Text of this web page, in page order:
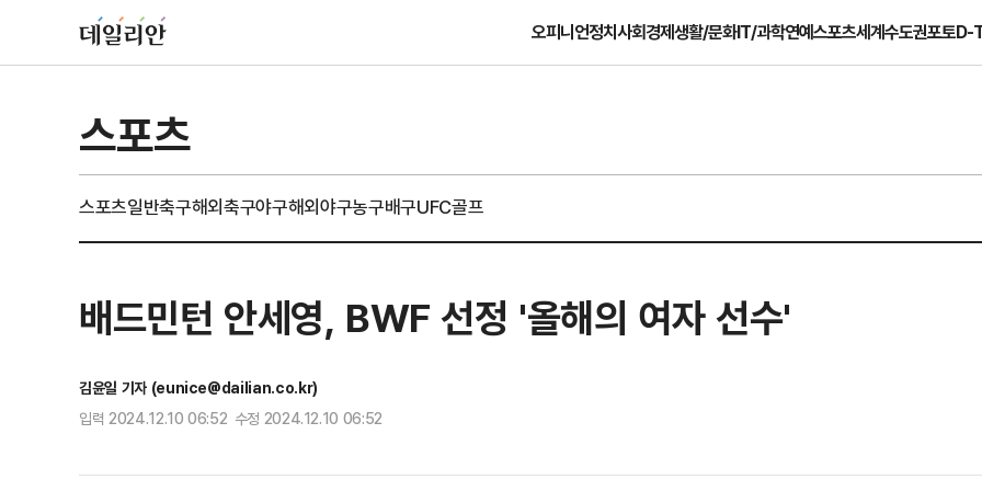
오피니언정치사회경제생활/문화IT/과학연예스포츠세계수도권포토D-
스포츠
스포츠일반축구해외축구야구해외야구농구배구UFC골프
배드민턴 안세영, BWF 선정 '올해의 여자 선수'
김윤일 기자 (eunice@dailian.co.kr)
입력 2024.12.10 06:52 수정 2024.12.10 06:52